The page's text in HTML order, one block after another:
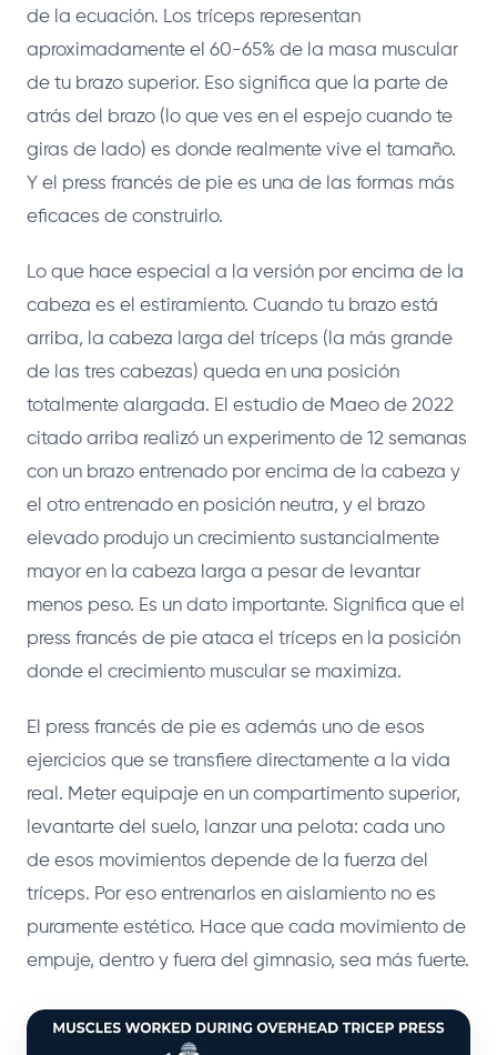
de la ecuación. Los tríceps representan
aproximadamente el 60-65% de la masa muscular
de tu brazo superior. Eso significa que la parte de
atrás del brazo (lo que ves en el espejo cuando te
giras de lado) es donde realmente vive el tamaño.
Y el press francés de pie es una de las formas más
eficaces de construirlo.
Lo que hace especial a la versión por encima de la
cabeza es el estiramiento. Cuando tu brazo está
arriba, la cabeza larga del tríceps (la más grande
de las tres cabezas) queda en una posición
totalmente alargada. El estudio de Maeo de 2022
citado arriba realizó un experimento de 12 semanas
con un brazo entrenado por encima de la cabeza y
el otro entrenado en posición neutra, y el brazo
elevado produjo un crecimiento sustancialmente
mayor en la cabeza larga a pesar de levantar
menos peso. Es un dato importante. Significa que el
press francés de pie ataca el tríceps en la posición
donde el crecimiento muscular se maximiza.
El press francés de pie es además uno de esos
ejercicios que se transfiere directamente a la vida
real. Meter equipaje en un compartimento superior,
levantarte del suelo, lanzar una pelota: cada uno
de esos movimientos depende de la fuerza del
tríceps. Por eso entrenarlos en aislamiento no es
puramente estético. Hace que cada movimiento de
empuje, dentro y fuera del gimnasio, sea más fuerte.